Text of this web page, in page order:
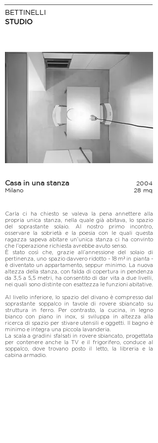
BETTINELLI
STUDIO
2004
28 mq
Milano
Casa in una stanza
Carla ci ha chiesto se valeva la pena annettere alla
propria unica stanza, nella quale già abitava, lo spazio
del soprastante solaio. Al nostro primo incontro,
osservare la sobrietà e la poesia con le quali questa
ragazza sapeva abitare un’unica stanza ci ha convinto
che l’operazione richiesta avrebbe avuto senso.
È stato così che, grazie all’annessione del solaio di
pertinenza, uno spazio davvero ridotto - 18 m² in pianta -
è diventato un appartamento, seppur minimo. La nuova
altezza della stanza, con falda di copertura in pendenza
da 3,5 a 5,5 metri, ha consentito di dar vita a due livelli,
nei quali sono distinte con esattezza le funzioni abitative.
Al livello inferiore, lo spazio del divano è compresso dal
soprastante soppalco in tavole di rovere sbiancato su
struttura in ferro. Per contrasto, la cucina, in legno
bianco con piano in inox, si sviluppa in altezza alla
ricerca di spazio per stivare utensili e oggetti. Il bagno è
minimo e integra una piccola lavanderia.
La scala a gradini sfalsati in rovere sbiancato, progettata
per contenere anche la TV e il frigorifero, conduce al
soppalco, dove trovano posto il letto, la libreria e la
cabina armadio.